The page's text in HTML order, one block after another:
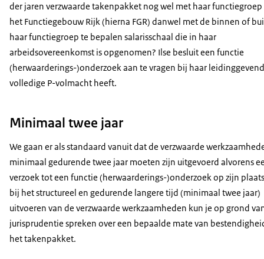
der jaren verzwaarde takenpakket nog wel met haar functiegroep
het Functiegebouw Rijk (hierna FGR) danwel met de binnen of
haar functiegroep te bepalen salarisschaal die in haar
arbeidsovereenkomst is opgenomen? Ilse besluit een functie
(herwaarderings-)onderzoek aan te vragen bij haar
volledige P-volmacht heeft.
Minimaal twee jaar
We gaan er als standaard vanuit dat de verzwaarde
minimaal gedurende twee jaar moeten zijn uitgevoerd alvorens
verzoek tot een functie (herwaarderings-)onderzoek op zijn plaats
bij het structureel en gedurende langere tijd (minimaal twee jaar)
uitvoeren van de verzwaarde werkzaamheden kun je op grond
jurisprudentie spreken over een bepaalde mate van
het takenpakket.